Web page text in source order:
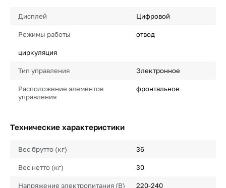
Дисплей Цифровой
Режимы работы отвод
циркуляция
Тип управления Электронное
Расположение элементов
управления
фронтальное
Технические характеристики
Вес брутто (кг) 36
Вес нетто (кг) 30
Напряжение электропитания (В) 220-240